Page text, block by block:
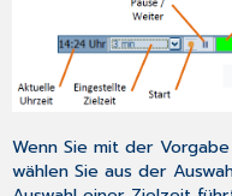
Wenn Sie mit der
wählen Sie aus der